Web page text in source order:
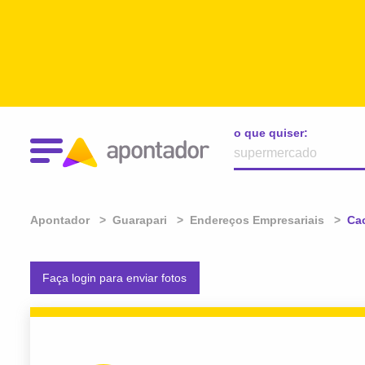
o que quiser:
Apontador Guarapari Endereços Empresariais
Faça login para enviar fotos